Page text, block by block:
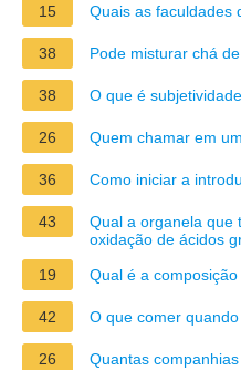
15 Quais as faculdades
38 Pode misturar chá
38 O que é
26 Quem chamar em
36 Como iniciar a
43
Qual a organela que
oxidação de ácidos
19
Qual é a
42 O que comer
26 Quantas